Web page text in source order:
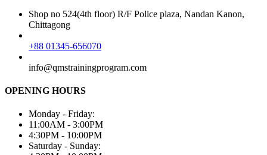
Shop no 524(4th floor) R/F Police plaza, Nandan Kanon,
Chittagong
+88 01345-656070
info@qmstrainingprogram.com
OPENING HOURS
Monday - Friday:
11:00AM - 3:00PM
4:30PM - 10:00PM
Saturday - Sunday: